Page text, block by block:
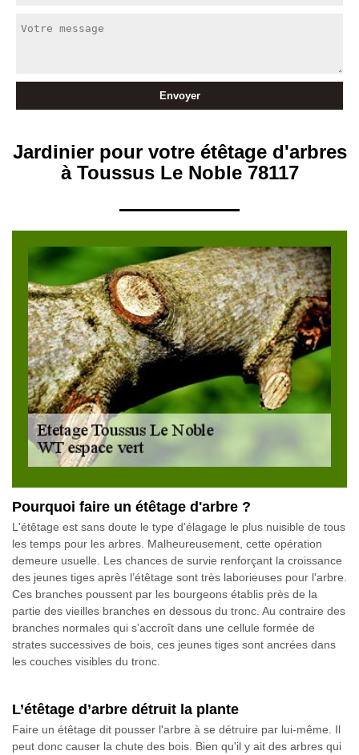
Jardinier pour votre étêtage d'arbres
à Toussus Le Noble 78117
Pourquoi faire un étêtage d'arbre ?
L'étêtage est sans doute le type d'élagage le plus nuisible de tous
les temps pour les arbres. Malheureusement, cette opération
demeure usuelle. Les chances de survie renforçant la croissance
des jeunes tiges après l’étêtage sont très laborieuses pour l'arbre.
Ces branches poussent par les bourgeons établis près de la
partie des vieilles branches en dessous du tronc. Au contraire des
branches normales qui s’accroît dans une cellule formée de
strates successives de bois, ces jeunes tiges sont ancrées dans
les couches visibles du tronc.
L’étêtage d’arbre détruit la plante
Faire un étêtage dit pousser l'arbre à se détruire par lui-même. Il
peut donc causer la chute des bois. Bien qu'il y ait des arbres qui